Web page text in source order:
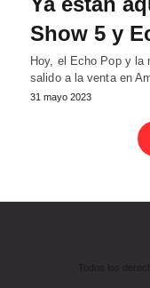
Show 5 y
Hoy, el Echo Pop y la
salido a la venta en
31 mayo 2023